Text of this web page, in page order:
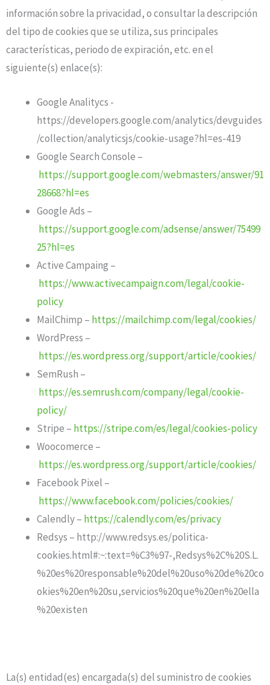
información sobre la privacidad, o consultar la descripción
del tipo de cookies que se utiliza, sus principales
características, periodo de expiración, etc. en el
siguiente(s) enlace(s):
Google Analitycs -
https://developers.google.com/analytics/devguides
/collection/analyticsjs/cookie-usage?hl=es-419
Google Search Console –
https://support.google.com/webmasters/answer/91
28668?hl=es
Google Ads –
https://support.google.com/adsense/answer/75499
25?hl=es
Active Campaing –
https://www.activecampaign.com/legal/cookie-
policy
MailChimp – https://mailchimp.com/legal/cookies/
WordPress –
https://es.wordpress.org/support/article/cookies/
SemRush –
https://es.semrush.com/company/legal/cookie-
policy/
Stripe – https://stripe.com/es/legal/cookies-policy
Woocomerce –
https://es.wordpress.org/support/article/cookies/
Facebook Pixel –
https://www.facebook.com/policies/cookies/
Calendly – https://calendly.com/es/privacy
Redsys – http://www.redsys.es/politica-
cookies.html#:~:text=%C3%97-,Redsys%2C%20S.L.
%20es%20responsable%20del%20uso%20de%20co
okies%20en%20su,servicios%20que%20en%20ella
%20existen
La(s) entidad(es) encargada(s) del suministro de cookies